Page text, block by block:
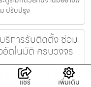
ปรับปรุง
ริการรับติดตั้ง ซ่อม
ตโนมัติ ครบวงจร
ตั้ง ซ่อมแซ่ม ปรับปรุงประตู
แชร์ เพิ่มเติม